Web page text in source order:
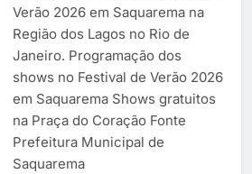
Verão 2026 em Saquarema na
Região dos Lagos no Rio de
Janeiro. Programação dos
shows no Festival de Verão 2026
em Saquarema Shows gratuitos
na Praça do Coração Fonte
Prefeitura Municipal de
Saquarema